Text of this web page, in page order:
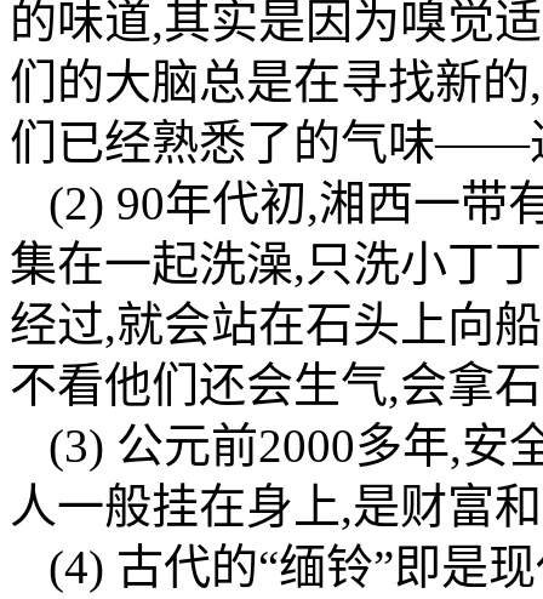
的味道,其实是因为嗅觉
们的大脑总是在寻找新
们已经熟悉了的气味——
(2) 90年代初,湘西一带
集在一起洗澡,只洗小丁
经过,就会站在石头上向
不看他们还会生气,会拿
(3) 公元前2000多年,安
人一般挂在身上,是财富
(4) 古代的“缅铃”即是